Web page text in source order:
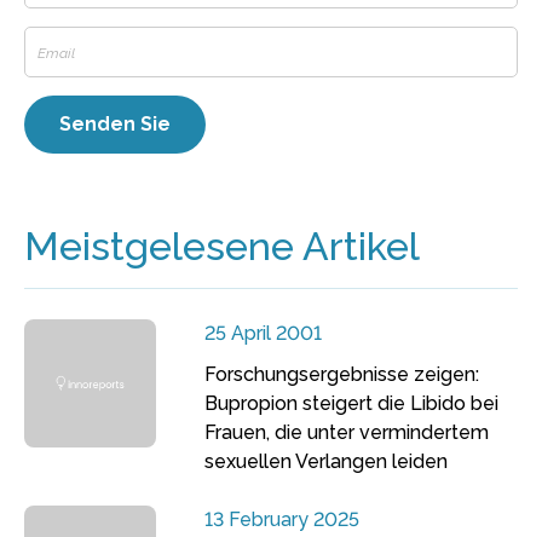
Meistgelesene Artikel
25 April 2001
Forschungsergebnisse zeigen:
Bupropion steigert die Libido bei
Frauen, die unter vermindertem
sexuellen Verlangen leiden
13 February 2025